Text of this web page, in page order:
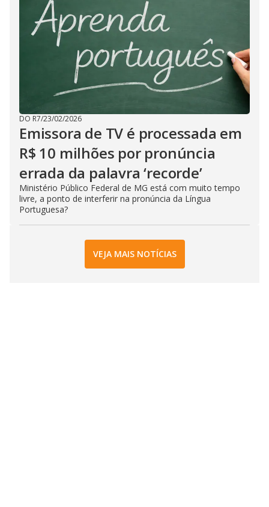
DO R7/23/02/2026
Emissora de TV é processada em
R$ 10 milhões por pronúncia
errada da palavra ‘recorde’
Ministério Público Federal de MG está com muito tempo
livre, a ponto de interferir na pronúncia da Língua
Portuguesa?
VEJA MAIS NOTÍCIAS